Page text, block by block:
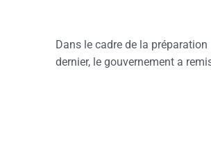
Dans le cadre de la
dernier, le gouvernement a